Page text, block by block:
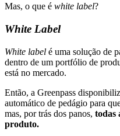
Mas, o que é white label?
White Label
White label é uma solução de
dentro de um portfólio de
está no mercado.
Então, a Greenpass
automático de pedágio para
mas, por trás dos panos, todas
produto.